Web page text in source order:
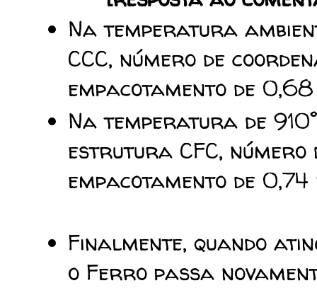
Na temperatura
CCC, número de
empacotamento de
Na temperatura de
estrutura CFC, número
empacotamento de
Finalmente, quando
o Ferro passa